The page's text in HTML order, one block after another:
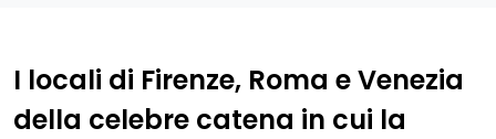
I locali di Firenze, Roma e Venezia
della celebre catena in cui la